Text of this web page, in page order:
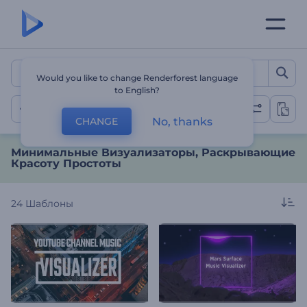
Минимальные
Минимализм
Минимальные Визуализаторы, Раскрывающие
Красоту Простоты
24 Шаблоны
Would you like to change Renderforest language
to English?
CHANGE No, thanks